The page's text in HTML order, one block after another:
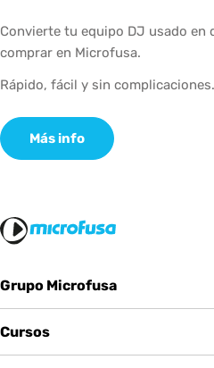
Convierte tu equipo DJ usado en
comprar en Microfusa.
Rápido, fácil y sin complicaciones.
Más info
Grupo Microfusa
Cursos